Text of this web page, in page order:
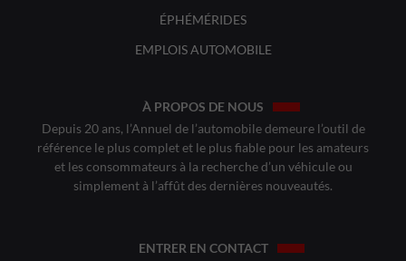
ÉPHÉMÉRIDES
EMPLOIS AUTOMOBILE
À PROPOS DE NOUS
Depuis 20 ans, l’Annuel de l’automobile demeure l’outil de
référence le plus complet et le plus fiable pour les amateurs
et les consommateurs à la recherche d’un véhicule ou
simplement à l’affût des dernières nouveautés.
ENTRER EN CONTACT